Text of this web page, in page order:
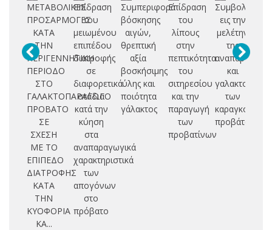
ΜΕΤΑΒΟΛΙΚΕΣ
ΠΡΟΣΑΡΜΟΓΕΣ
ΚΑΤΑ
ΤΗΝ
ΠΕΡΙΓΕΝΝΗΤΙΚΗ
ΠΕΡΙΟΔΟ
ΣΤΟ
ΓΑΛΑΚΤΟΠΑΡΑΓΩΓΟ
ΠΡΟΒΑΤΟ
ΣΕ
ΣΧΕΣΗ
ΜΕ ΤΟ
ΕΠΙΠΕΔΟ
ΔΙΑΤΡΟΦΗΣ
ΚΑΤΑ
ΤΗΝ
ΚΥΟΦΟΡΙΑ
ΚΑ...
Επίδραση
του
μειωμένου
επιπέδου
διατροφής
σε
διαφορετικά
στάδια
κατά την
κύηση
στα
αναπαραγωγικά
χαρακτηριστικά
των
απογόνων
στο
πρόβατο
Συμπεριφορά
βόσκησης
αιγών,
θρεπτική
αξία
βοσκήσιμης
ύλης και
ποιότητα
γάλακτος
Επίδραση
του
λίπους
στην
πεπτικότητα
του
σιτηρεσίου
και την
παραγωγή
των
προβατίνων
Συμβολή
εις την
μελέτην
της
και
των
προβάτων